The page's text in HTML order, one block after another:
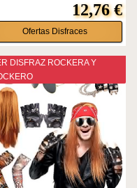
12,76 €
Ofertas Disfraces
DISFRAZ ROCKERA Y